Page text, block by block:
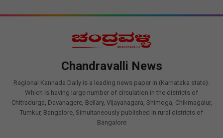
Chandravalli News
Regional Kannada Daily is a leading news paper in (Karnataka state).
Which is having large number of circulation in the districts of
Chitradurga, Davanagere, Bellary, Vijayanagara, Shimoga, Chikmagalur,
Tumkur, Bangalore, Simultaneously published in rural districts of
Bangalore